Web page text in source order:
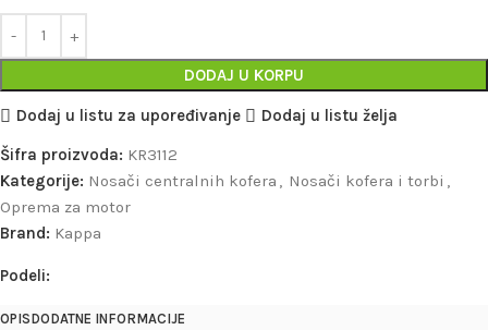
DODAJ U KORPU
Dodaj u listu za upoređivanje
Dodaj u listu želja
Šifra proizvoda: KR3112
Kategorije: Nosači centralnih kofera , Nosači kofera i torbi ,
Oprema za motor
Brand: Kappa
Podeli:
OPISDODATNE INFORMACIJE